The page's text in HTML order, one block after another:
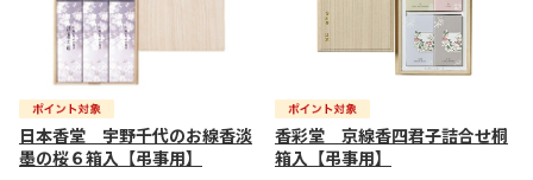
日本香堂 宇野千代のお線香淡
墨の桜６箱入【弔事用】
香彩堂 京線香四君子詰合せ桐
箱入【弔事用】